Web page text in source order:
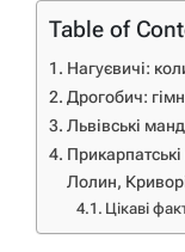
Table of
Нагуєвичі:
Дрогобич:
Львівські
Лолин,
Цікаві